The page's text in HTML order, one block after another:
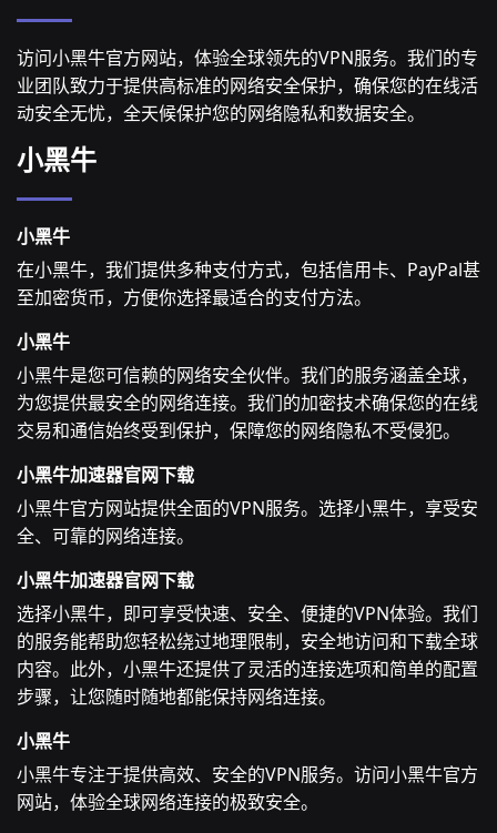
访问小黑牛官方网站，体验全球领先的VPN服务。我们的专
业团队致力于提供高标准的网络安全保护，确保您的在线活
动安全无忧，全天候保护您的网络隐私和数据安全。
小黑牛
小黑牛
在小黑牛，我们提供多种支付方式，包括信用卡、PayPal甚
至加密货币，方便你选择最适合的支付方法。
小黑牛
小黑牛是您可信赖的网络安全伙伴。我们的服务涵盖全球，
为您提供最安全的网络连接。我们的加密技术确保您的在线
交易和通信始终受到保护，保障您的网络隐私不受侵犯。
小黑牛加速器官网下载
小黑牛官方网站提供全面的VPN服务。选择小黑牛，享受安
全、可靠的网络连接。
小黑牛加速器官网下载
选择小黑牛，即可享受快速、安全、便捷的VPN体验。我们
的服务能帮助您轻松绕过地理限制，安全地访问和下载全球
内容。此外，小黑牛还提供了灵活的连接选项和简单的配置
步骤，让您随时随地都能保持网络连接。
小黑牛
小黑牛专注于提供高效、安全的VPN服务。访问小黑牛官方
网站，体验全球网络连接的极致安全。